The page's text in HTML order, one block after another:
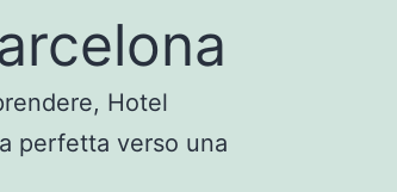
Hotel
perfetta verso una